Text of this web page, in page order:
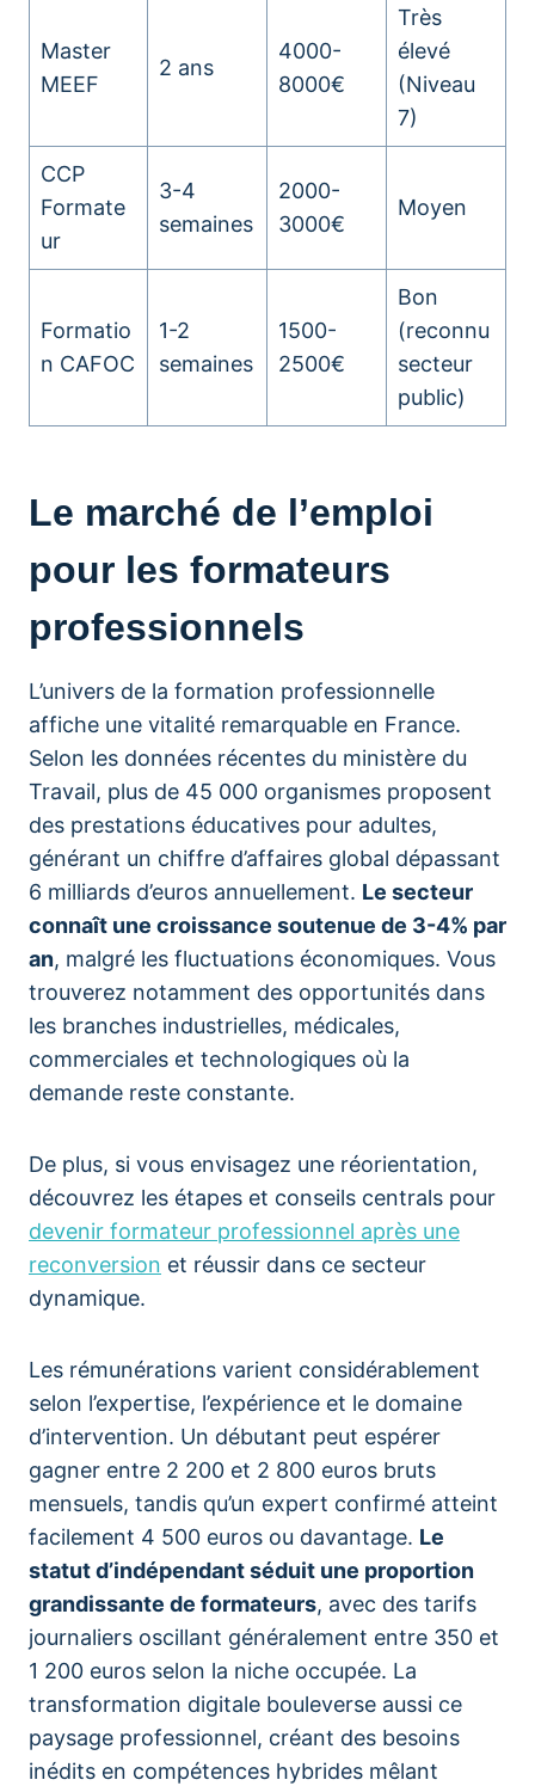
Master
MEEF
2 ans
4000-
8000€
Très
élevé
(Niveau
7)
CCP
Formate
ur
3-4
semaines
2000-
3000€
Moyen
Formatio
n CAFOC
1-2
semaines
1500-
2500€
Bon
(reconnu
secteur
public)
Le marché de l’emploi
pour les formateurs
professionnels
L’univers de la formation professionnelle
affiche une vitalité remarquable en France.
Selon les données récentes du ministère du
Travail, plus de 45 000 organismes proposent
des prestations éducatives pour adultes,
générant un chiffre d’affaires global dépassant
6 milliards d’euros annuellement. Le secteur
connaît une croissance soutenue de 3-4% par
an, malgré les fluctuations économiques. Vous
trouverez notamment des opportunités dans
les branches industrielles, médicales,
commerciales et technologiques où la
demande reste constante.
De plus, si vous envisagez une réorientation,
découvrez les étapes et conseils centrals pour
devenir formateur professionnel après une
reconversion et réussir dans ce secteur
dynamique.
Les rémunérations varient considérablement
selon l’expertise, l’expérience et le domaine
d’intervention. Un débutant peut espérer
gagner entre 2 200 et 2 800 euros bruts
mensuels, tandis qu’un expert confirmé atteint
facilement 4 500 euros ou davantage. Le
statut d’indépendant séduit une proportion
grandissante de formateurs, avec des tarifs
journaliers oscillant généralement entre 350 et
1 200 euros selon la niche occupée. La
transformation digitale bouleverse aussi ce
paysage professionnel, créant des besoins
inédits en compétences hybrides mêlant